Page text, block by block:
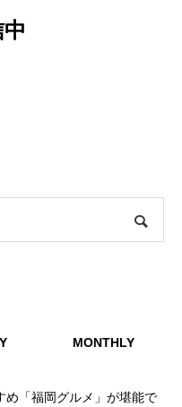
MONTHLY
め「福岡グルメ」が堪能で